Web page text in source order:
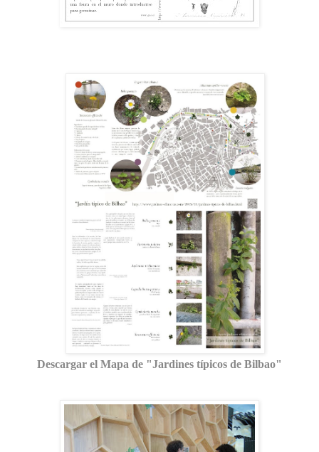
Descargar el Mapa de "Jardines típicos de Bilbao"